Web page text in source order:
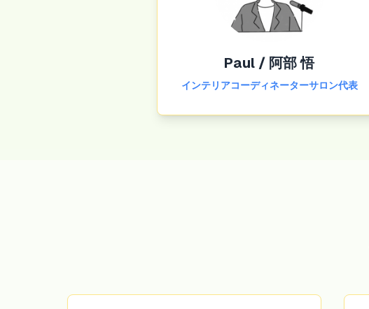
Paul / 阿部 悟
インテリアコーディネーターサロン代表